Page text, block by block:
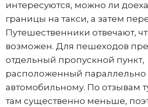
интересуются, можно ли
границы на такси, а затем
Путешественники отвечают,
возможен. Для пешеходов
отдельный пропускной пункт,
расположенный параллельно
автомобильному. По отзывам
там существенно меньше,